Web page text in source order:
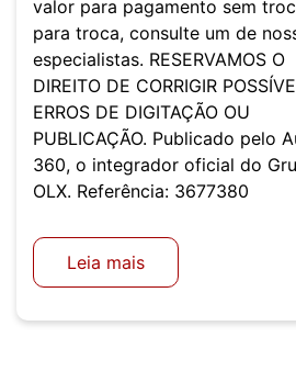
valor para pagamento sem
para troca, consulte um de
especialistas. RESERVAMOS O
DIREITO DE CORRIGIR
ERROS DE DIGITAÇÃO OU
PUBLICAÇÃO. Publicado pelo
360, o integrador oficial do
OLX. Referência: 3677380
Leia mais